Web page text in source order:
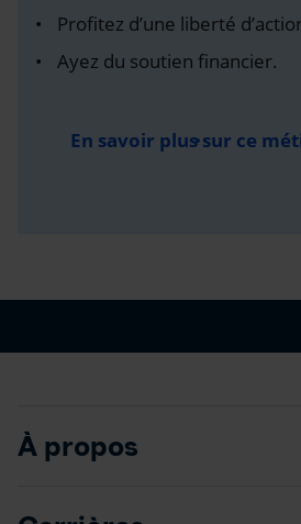
Profitez d’une liberté
Ayez du soutien financier.
En savoir plus sur ce
À propos